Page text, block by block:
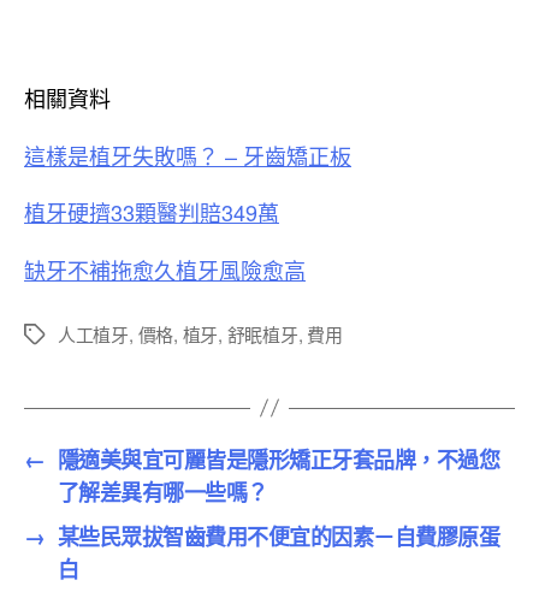
相關資料
這樣是植牙失敗嗎？ – 牙齒矯正板
植牙硬擠33顆醫判賠349萬
缺牙不補拖愈久植牙風險愈高
標
人工植牙, 價格, 植牙, 舒眠植牙, 費用
← 隱適美與宜可麗皆是隱形矯正牙套品牌，不過您
了解差異有哪一些嗎？
→ 某些民眾拔智齒費用不便宜的因素－自費膠原蛋
白